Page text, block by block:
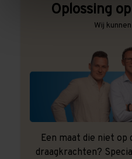
Oplossing
Wij
Een maat die niet
draagkrachten?